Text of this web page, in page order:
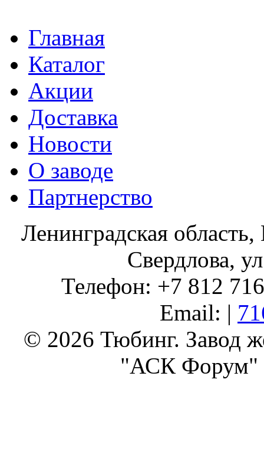
Главная
Каталог
Акции
Доставка
Новости
О заводе
Партнерство
Ленинградская
Свердлова,
Телефон: +7 812
Email: |
© 2026 Тюбинг. Завод
"АСК Форум"